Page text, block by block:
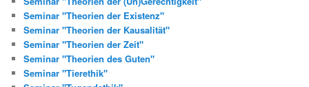
Seminar "Theorien der Existenz"
Seminar "Theorien der Kausalität"
Seminar "Theorien der Zeit"
Seminar "Theorien des Guten"
Seminar "Tierethik"